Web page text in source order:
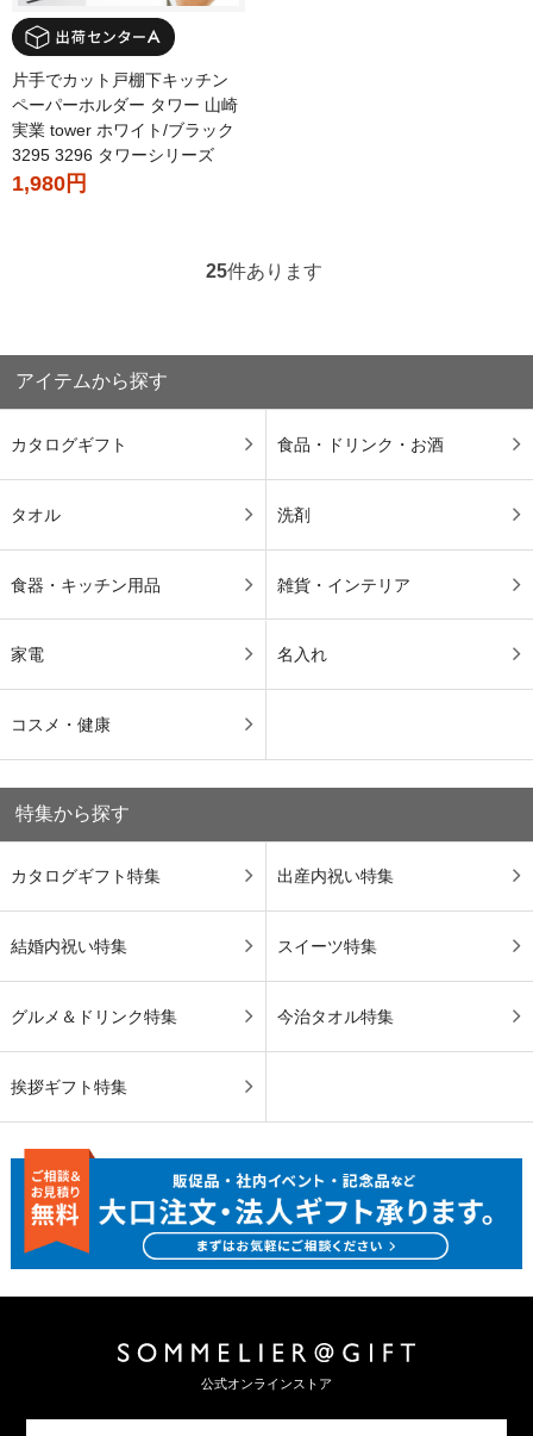
片手でカット戸棚下キッチン
ペーパーホルダー タワー 山崎
実業 tower ホワイト/ブラック
3295 3296 タワーシリーズ
1,980円
25件あります
アイテムから探す
カタログギフト 食品・ドリンク・お酒
タオル 洗剤
食器・キッチン用品 雑貨・インテリア
家電 名入れ
コスメ・健康
特集から探す
カタログギフト特集 出産内祝い特集
結婚内祝い特集 スイーツ特集
グルメ＆ドリンク特集 今治タオル特集
挨拶ギフト特集
公式オンラインストア